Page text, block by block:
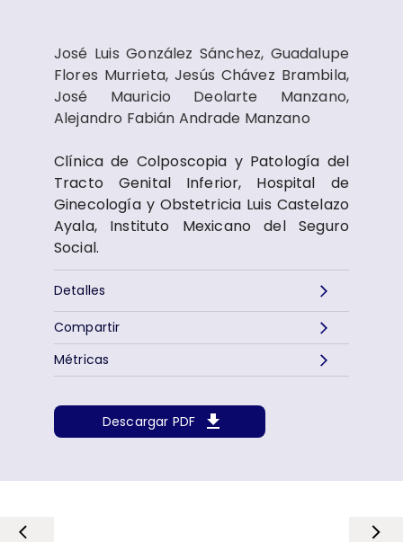
José Luis González Sánchez, Guadalupe
Flores Murrieta, Jesús Chávez Brambila,
José Mauricio Deolarte Manzano,
Alejandro Fabián Andrade Manzano
Clínica de Colposcopia y Patología del
Tracto Genital Inferior, Hospital de
Ginecología y Obstetricia Luis Castelazo
Ayala, Instituto Mexicano del Seguro
Social.
Detalles
Descargar PDF
Métricas
Compartir